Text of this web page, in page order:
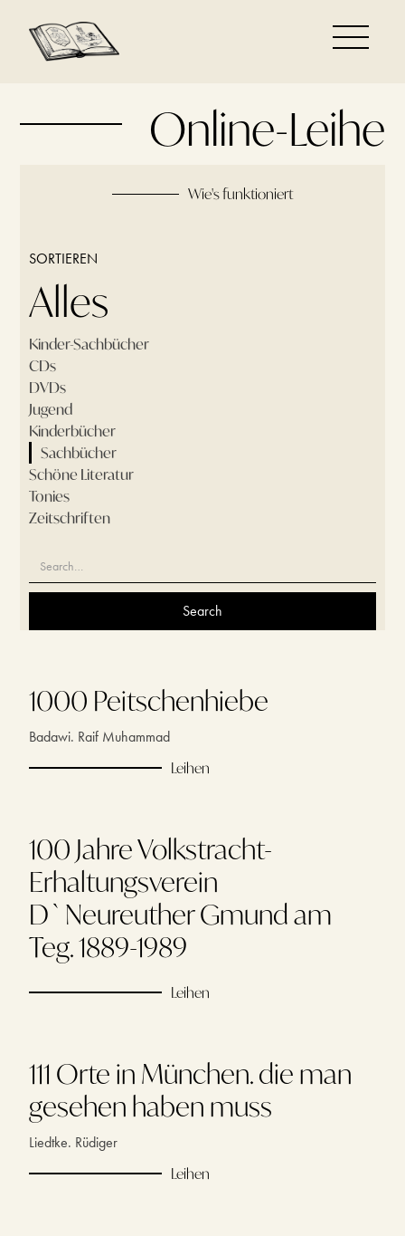
Online-Leihe
Wie's funktioniert
SORTIEREN
Alles
Kinder-Sachbücher
CDs
DVDs
Jugend
Kinderbücher
Sachbücher
Schöne Literatur
Tonies
Zeitschriften
1000 Peitschenhiebe
Badawi. Raif Muhammad
Leihen
100 Jahre Volkstracht-
Erhaltungsverein
D`Neureuther Gmund am
Teg. 1889-1989
Leihen
111 Orte in München. die man
gesehen haben muss
Liedtke. Rüdiger
Leihen